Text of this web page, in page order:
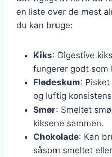
en liste over de mest
du kan bruge:
Kiks: Digestive
fungerer godt som
Flødeskum:
og luftig
Smør: Smeltet
kiksene sammen.
Chokolade: Kan
såsom smeltet